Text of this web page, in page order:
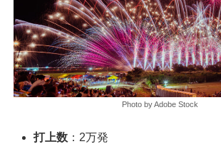
Photo by Adobe Stock
打上数 ：2万発